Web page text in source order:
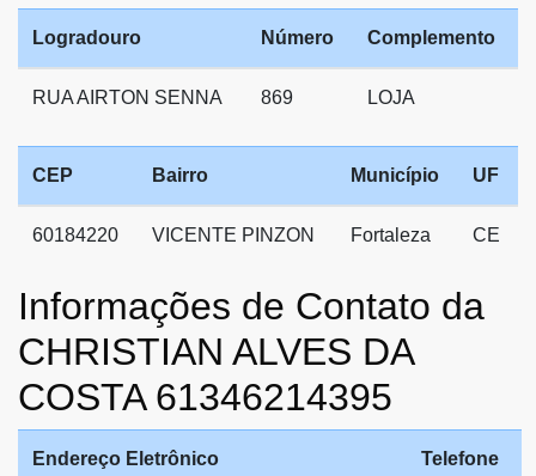
Logradouro Número Complemento
RUA AIRTON SENNA 869 LOJA
CEP Bairro Município UF
60184220 VICENTE PINZON Fortaleza CE
Informações de Contato da
CHRISTIAN ALVES DA
COSTA 61346214395
Endereço Eletrônico Telefone